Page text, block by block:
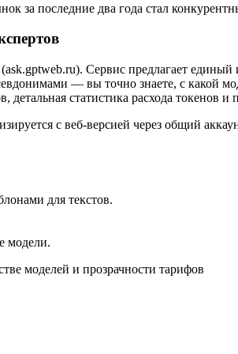
за последние два года стал
(ask.gptweb.ru). Сервис предлагает
— вы точно знаете, с какой
статистика расхода токенов
с веб-версией через общий
для текстов.
модели.
моделей и прозрачности тарифов